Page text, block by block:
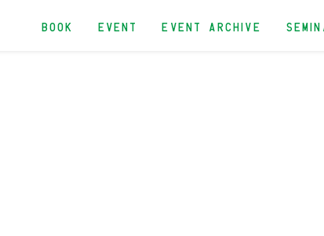
BOOK EVENT EVENT ARCHIVE